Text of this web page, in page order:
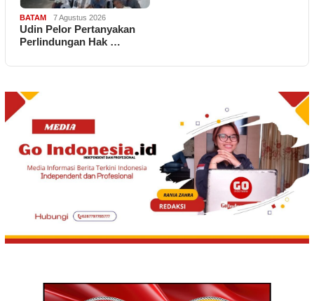
BATAM 7 Agustus 2026
Udin Pelor Pertanyakan
Perlindungan Hak …